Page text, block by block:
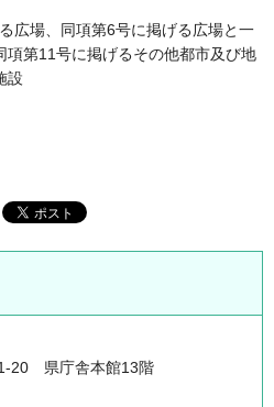
広場、同項第6号に掲げる広場と一
項第11号に掲げるその他都市及び地
設
20 県庁舎本館13階